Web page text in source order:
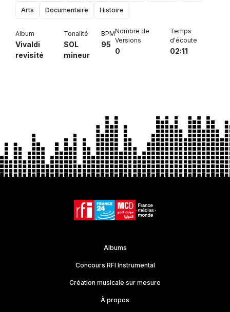
Arts Documentaire Histoire
Album
Vivaldi
revisité
Tonalité
SOL
mineur
BPM
95
Nombre de
Versions
0
Temps
d'écoute
02:11
Albums
Concours RFI Instrumental
Création musicale sur mesure
À propos